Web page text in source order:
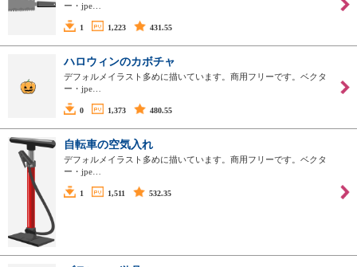
ー・jpe…
1 1,223 431.55
ハロウィンのカボチャ
デフォルメイラスト多めに描いています。商用フリーです。ベクタ
ー・jpe…
0 1,373 480.55
自転車の空気入れ
デフォルメイラスト多めに描いています。商用フリーです。ベクタ
ー・jpe…
1 1,511 532.35